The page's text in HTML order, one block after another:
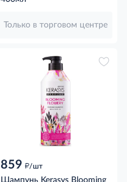
Только в торговом центре
859 д/шт